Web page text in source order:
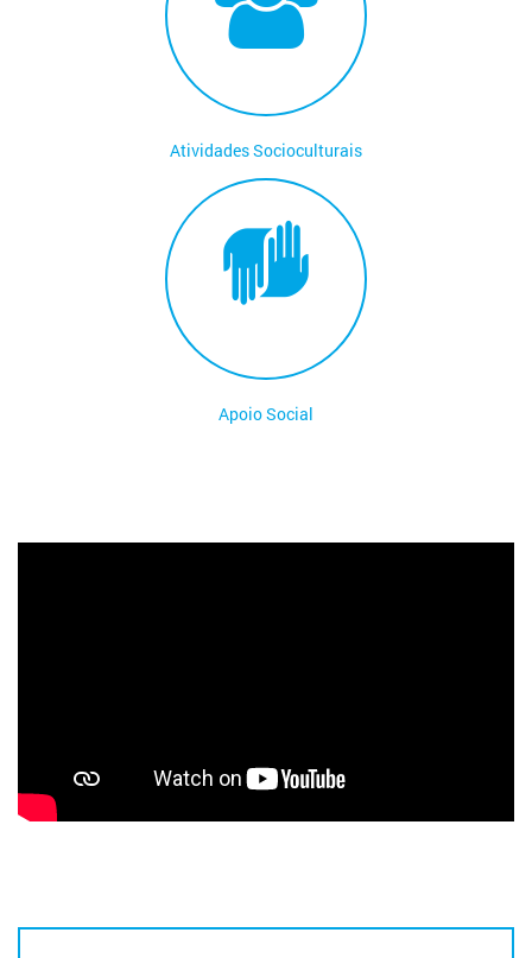
Atividades Socioculturais
Apoio Social